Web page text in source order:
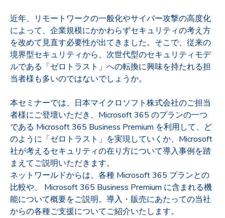
近年、リモートワークの一般化やサイバー攻撃の高度化
によって、企業規模にかかわらずセキュリティの考え方
を改めて見直す必要性が出てきました。そこで、従来の
境界型セキュリティから、次世代型のセキュリティモデ
ルである「ゼロトラスト」への転換に興味を持たれる担
当者様も多いのではないでしょうか。
本セミナーでは、日本マイクロソフト株式会社のご担当
者様にご登壇いただき、Microsoft 365 のプランの一つ
である Microsoft 365 Business Premium を利用して、ど
のように「ゼロトラスト」を実現していくか、Microsoft
社が考えるセキュリティの在り方について導入事例を踏
まえてご説明いただきます。
ネットワールドからは、各種 Microsoft 365 プランとの
比較や、 Microsoft 365 Business Premium に含まれる機
能について概要をご説明。導入・販売にあたっての当社
からの各種ご支援についてご紹介いたします。